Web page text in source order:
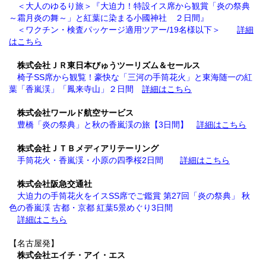
＜大人のゆるり旅＞『大迫力！特設イス席から観賞「炎の祭典
～霜月炎の舞～」と紅葉に染まる小國神社
２日間』
＜ワクチン・検査パッケージ適用ツアー/19名様以下＞
詳細
はこちら
株式会社ＪＲ東日本びゅうツーリズム＆セールス
椅子SS席から観覧！豪快な「三河の手筒花火」と東海随一の紅
葉「香嵐渓」「鳳来寺山」２日間
詳細はこちら
株式会社ワールド航空サービス
豊橋「炎の祭典」と秋の香嵐渓の旅【3日間】
詳細はこちら
株式会社ＪＴＢメディアリテーリング
手筒花火・香嵐渓・小原の四季桜2日間
詳細はこちら
株式会社阪急交通社
大迫力の手筒花火をイスSS席でご鑑賞 第27回「炎の祭典」 秋
色の香嵐渓 古都・京都 紅葉5景めぐり3日間
詳細はこちら
【名古屋発】
株式会社エイチ・アイ・エス